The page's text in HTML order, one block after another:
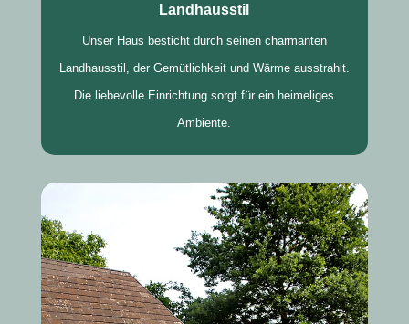
Landhausstil
Unser Haus besticht durch seinen charmanten
Landhausstil, der Gemütlichkeit und Wärme ausstrahlt.
Die liebevolle Einrichtung sorgt für ein heimeliges
Ambiente.